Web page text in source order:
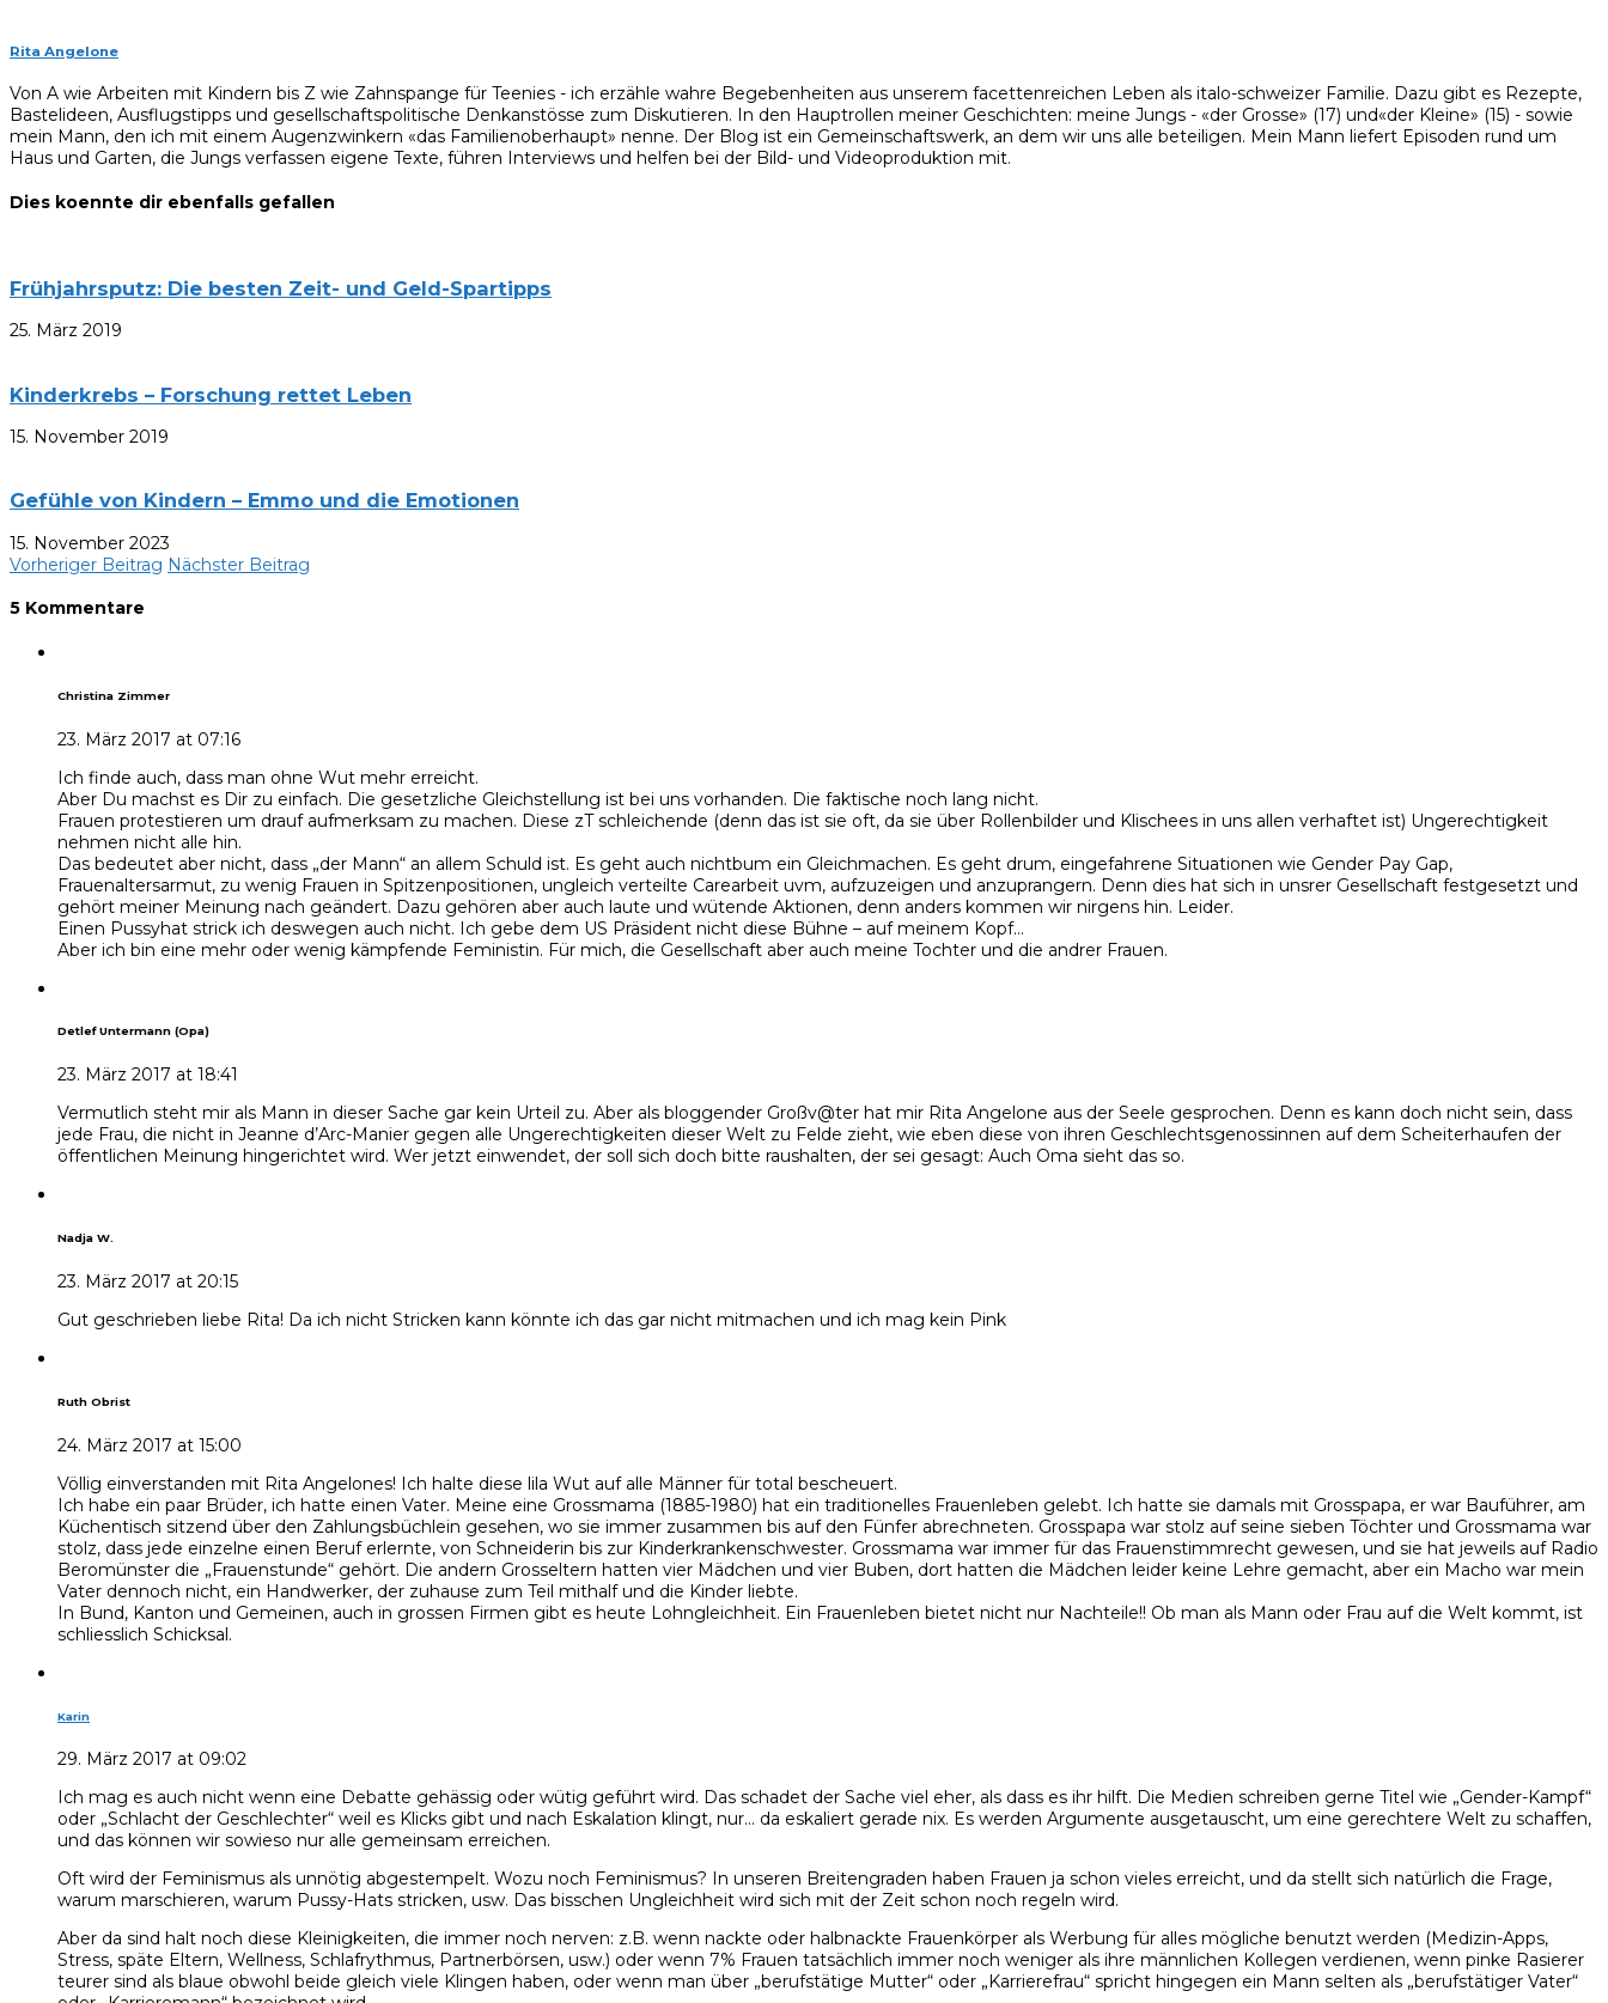
Rita Angelone
Von A wie Arbeiten mit Kindern bis Z wie Zahnspange für Teenies - ich erzähle wahre Begebenheiten aus unserem facettenreichen Leben als italo-schweizer Familie. Dazu gibt es Rezepte,
Bastelideen, Ausflugstipps und gesellschaftspolitische Denkanstösse zum Diskutieren. In den Hauptrollen meiner Geschichten: meine Jungs - «der Grosse» (17) und«der Kleine» (15) - sowie
mein Mann, den ich mit einem Augenzwinkern «das Familienoberhaupt» nenne. Der Blog ist ein Gemeinschaftswerk, an dem wir uns alle beteiligen. Mein Mann liefert Episoden rund um
Haus und Garten, die Jungs verfassen eigene Texte, führen Interviews und helfen bei der Bild- und Videoproduktion mit.
Dies koennte dir ebenfalls gefallen
Frühjahrsputz: Die besten Zeit- und Geld-Spartipps
25. März 2019
Kinderkrebs – Forschung rettet Leben
15. November 2019
Gefühle von Kindern – Emmo und die Emotionen
15. November 2023
Vorheriger Beitrag Nächster Beitrag
5 Kommentare
Christina Zimmer
23. März 2017 at 07:16
Ich finde auch, dass man ohne Wut mehr erreicht.
Aber Du machst es Dir zu einfach. Die gesetzliche Gleichstellung ist bei uns vorhanden. Die faktische noch lang nicht.
Frauen protestieren um drauf aufmerksam zu machen. Diese zT schleichende (denn das ist sie oft, da sie über Rollenbilder und Klischees in uns allen verhaftet ist) Ungerechtigkeit
nehmen nicht alle hin.
Das bedeutet aber nicht, dass „der Mann“ an allem Schuld ist. Es geht auch nichtbum ein Gleichmachen. Es geht drum, eingefahrene Situationen wie Gender Pay Gap,
Frauenaltersarmut, zu wenig Frauen in Spitzenpositionen, ungleich verteilte Carearbeit uvm, aufzuzeigen und anzuprangern. Denn dies hat sich in unsrer Gesellschaft festgesetzt und
gehört meiner Meinung nach geändert. Dazu gehören aber auch laute und wütende Aktionen, denn anders kommen wir nirgens hin. Leider.
Einen Pussyhat strick ich deswegen auch nicht. Ich gebe dem US Präsident nicht diese Bühne – auf meinem Kopf…
Aber ich bin eine mehr oder wenig kämpfende Feministin. Für mich, die Gesellschaft aber auch meine Tochter und die andrer Frauen.
Detlef Untermann (Opa)
23. März 2017 at 18:41
Vermutlich steht mir als Mann in dieser Sache gar kein Urteil zu. Aber als bloggender Großv@ter hat mir Rita Angelone aus der Seele gesprochen. Denn es kann doch nicht sein, dass
jede Frau, die nicht in Jeanne d’Arc-Manier gegen alle Ungerechtigkeiten dieser Welt zu Felde zieht, wie eben diese von ihren Geschlechtsgenossinnen auf dem Scheiterhaufen der
öffentlichen Meinung hingerichtet wird. Wer jetzt einwendet, der soll sich doch bitte raushalten, der sei gesagt: Auch Oma sieht das so.
Nadja W.
23. März 2017 at 20:15
Gut geschrieben liebe Rita! Da ich nicht Stricken kann könnte ich das gar nicht mitmachen und ich mag kein Pink
Ruth Obrist
24. März 2017 at 15:00
Völlig einverstanden mit Rita Angelones! Ich halte diese lila Wut auf alle Männer für total bescheuert.
Ich habe ein paar Brüder, ich hatte einen Vater. Meine eine Grossmama (1885-1980) hat ein traditionelles Frauenleben gelebt. Ich hatte sie damals mit Grosspapa, er war Bauführer, am
Küchentisch sitzend über den Zahlungsbüchlein gesehen, wo sie immer zusammen bis auf den Fünfer abrechneten. Grosspapa war stolz auf seine sieben Töchter und Grossmama war
stolz, dass jede einzelne einen Beruf erlernte, von Schneiderin bis zur Kinderkrankenschwester. Grossmama war immer für das Frauenstimmrecht gewesen, und sie hat jeweils auf Radio
Beromünster die „Frauenstunde“ gehört. Die andern Grosseltern hatten vier Mädchen und vier Buben, dort hatten die Mädchen leider keine Lehre gemacht, aber ein Macho war mein
Vater dennoch nicht, ein Handwerker, der zuhause zum Teil mithalf und die Kinder liebte.
In Bund, Kanton und Gemeinen, auch in grossen Firmen gibt es heute Lohngleichheit. Ein Frauenleben bietet nicht nur Nachteile!! Ob man als Mann oder Frau auf die Welt kommt, ist
schliesslich Schicksal.
Karin
29. März 2017 at 09:02
Ich mag es auch nicht wenn eine Debatte gehässig oder wütig geführt wird. Das schadet der Sache viel eher, als dass es ihr hilft. Die Medien schreiben gerne Titel wie „Gender-Kampf“
oder „Schlacht der Geschlechter“ weil es Klicks gibt und nach Eskalation klingt, nur… da eskaliert gerade nix. Es werden Argumente ausgetauscht, um eine gerechtere Welt zu schaffen,
und das können wir sowieso nur alle gemeinsam erreichen.
Oft wird der Feminismus als unnötig abgestempelt. Wozu noch Feminismus? In unseren Breitengraden haben Frauen ja schon vieles erreicht, und da stellt sich natürlich die Frage,
warum marschieren, warum Pussy-Hats stricken, usw. Das bisschen Ungleichheit wird sich mit der Zeit schon noch regeln wird.
Aber da sind halt noch diese Kleinigkeiten, die immer noch nerven: z.B. wenn nackte oder halbnackte Frauenkörper als Werbung für alles mögliche benutzt werden (Medizin-Apps,
Stress, späte Eltern, Wellness, Schlafrythmus, Partnerbörsen, usw.) oder wenn 7% Frauen tatsächlich immer noch weniger als ihre männlichen Kollegen verdienen, wenn pinke Rasierer
teurer sind als blaue obwohl beide gleich viele Klingen haben, oder wenn man über „berufstätige Mutter“ oder „Karrierefrau“ spricht hingegen ein Mann selten als „berufstätiger Vater“